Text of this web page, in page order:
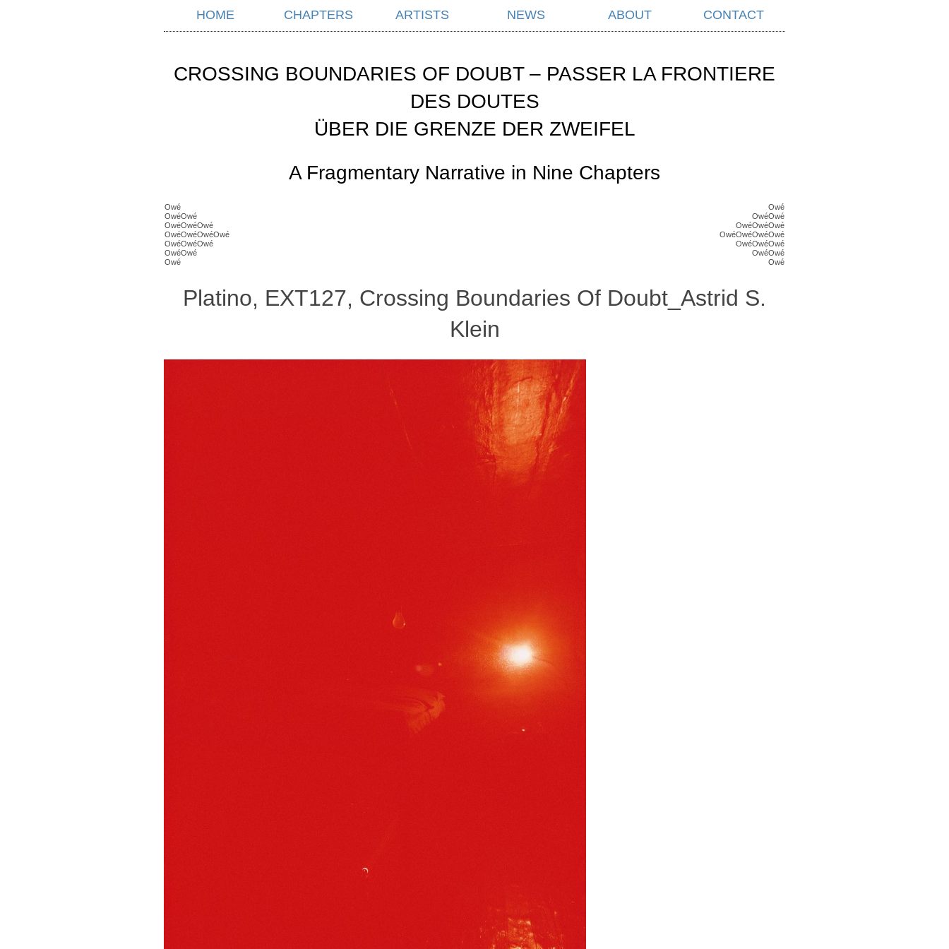
HOME CHAPTERS ARTISTS NEWS ABOUT CONTACT
CROSSING BOUNDARIES OF DOUBT – PASSER LA FRONTIERE
DES DOUTES
ÜBER DIE GRENZE DER ZWEIFEL
A Fragmentary Narrative in Nine Chapters
Owé
Owé
OwéOwé
OwéOwé
OwéOwéOwé
OwéOwéOwé
OwéOwéOwéOwé
OwéOwéOwéOwé
OwéOwéOwé
OwéOwéOwé
OwéOwé
OwéOwé
Owé
Owé
Platino, EXT127, Crossing Boundaries Of Doubt_Astrid S.
Klein